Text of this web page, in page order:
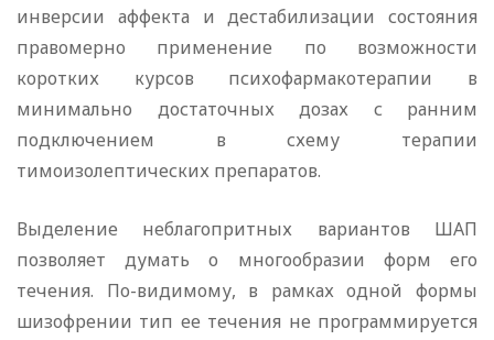
инверсии аффекта и дестабилизации состояния
правомерно применение по возможности
коротких курсов психофармакотерапии в
минимально достаточных дозах с ранним
подключением в схему терапии
тимоизолептических препаратов.
Выделение неблагопритных вариантов ШАП
позволяет думать о многообразии форм его
течения. По-видимому, в рамках одной формы
шизофрении тип ее течения не программируется